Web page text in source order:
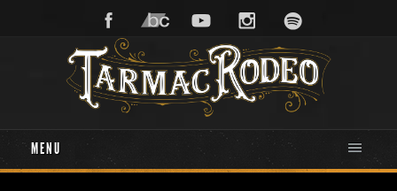
MENU